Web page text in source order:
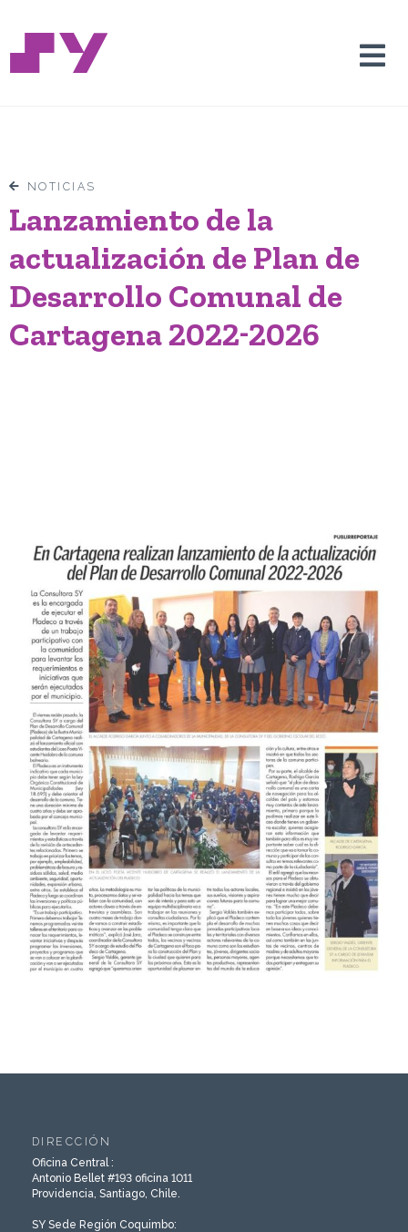
NOTICIAS
Lanzamiento de la
actualización de Plan de
Desarrollo Comunal de
Cartagena 2022-2026
DIRECCIÓN
Oficina Central :
Antonio Bellet #193 oficina 1011
Providencia, Santiago, Chile.
SY Sede Región Coquimbo: